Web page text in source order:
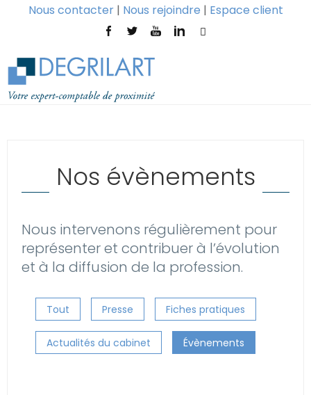
Nous contacter| Nous rejoindre | Espace client
Nos évènements
Nous intervenons régulièrement pour
représenter et contribuer à l’évolution
et à la diffusion de la profession.
Tout Presse Fiches pratiques
Actualités du cabinet Évènements